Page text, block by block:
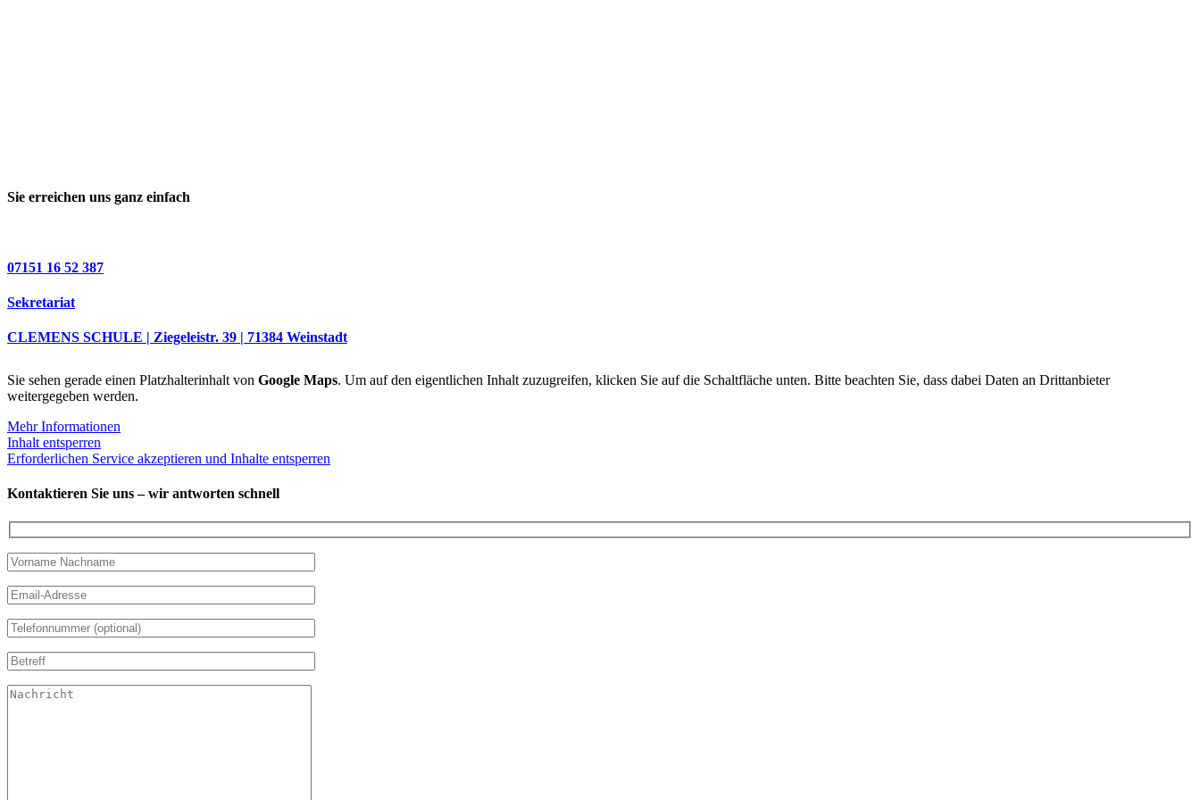
Sie erreichen uns ganz einfach
07151 16 52 387
Sekretariat
CLEMENS SCHULE | Ziegeleistr. 39 | 71384 Weinstadt
Sie sehen gerade einen Platzhalterinhalt von Google Maps. Um auf den eigentlichen Inhalt zuzugreifen, klicken Sie auf die Schaltfläche unten. Bitte beachten Sie, dass dabei Daten an Drittanbieter
weitergegeben werden.
Mehr Informationen
Inhalt entsperren
Erforderlichen Service akzeptieren und Inhalte entsperren
Kontaktieren Sie uns – wir antworten schnell